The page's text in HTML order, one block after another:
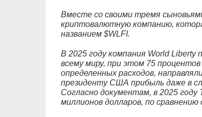
Вместе со своими тремя
криптовалютную компанию,
названием $WLFI.
В 2025 году компания World
всему миру, при этом 75
определенных расходов,
президенту США прибыль даже в
Согласно документам, в 2025
миллионов долларов, по сравнению